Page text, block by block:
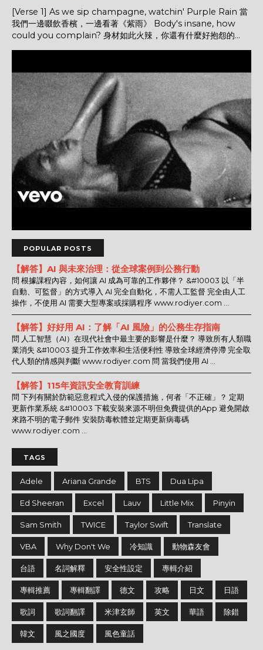
[Verse 1] As we sip champagne, watchin' Purple Rain 當
我們一邊啜飲香檳，一邊看著《紫雨》 Body's insane, how
could you complain? 身材如此火辣，你還有什麼好抱怨的...
POPULAR POSTS
【解答】AI 與未來治理：從全球案例到公務行動
問 根據課程內容，如何讓 AI 成為可靠的工作夥伴？ &#10003 以「半
自動、可監督」的方式導入 AI 完全自動化，不需人工監督 完全由人工
操作，不使用 AI 需要大型專案或採購程序 www.rodiyer.com ...
【解答】好好用 AI：了解「AI 風險」的公務生存指南
問 人工智慧（AI）在現代社會中最主要的影響是什麼？ 導致所有人類職
業消失 &#10003 提升工作效率和生活便利性 導致全球經濟停滯 完全取
代人類的情感與判斷 www.rodiyer.com 問 當我們使用 AI ...
【解答】115年資訊安全教育訓練
問 下列有關於防範惡意程式入侵的保護措施，何者「不正確」？ 定期
更新作業系統 &#10003 下載安裝來源不明但免費提供的App 避免開啟
來路不明的電子郵件 安裝防毒軟體並定期更新病毒碼
www.rodiyer.com ...
TAGS
Adele Ariana Grande BTS Dua Lipa
Ed Sheeran Excel Lauv Little Mix Pinyin
Sam Smith TWICE Taylor Swift Translate
VBA Why Don't We 冷知識 動物森友會
台語 名詞解釋 安全性設定 專輯介紹
專輯推薦 專輯翻譯 德文 攻略 日文 日語
歌詞 歌詞翻譯 米津玄師 英文 華語 除錯
韓文 風之國度 風色童話